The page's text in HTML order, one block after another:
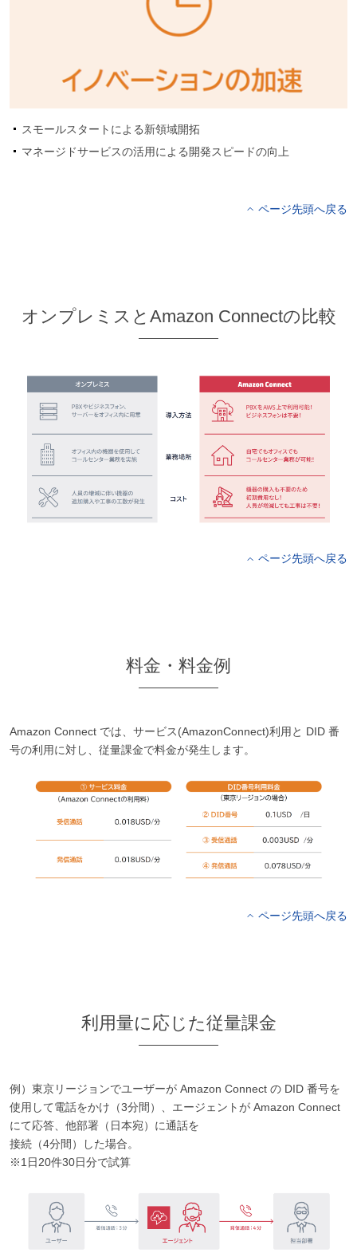
スモールスタートによる新領域開拓
マネージドサービスの活用による開発スピードの向上
ページ先頭へ戻る
オンプレミスとAmazon Connectの比較
ページ先頭へ戻る
料金・料金例
Amazon Connect では、サービス(AmazonConnect)利用と DID 番
号の利用に対し、従量課金で料金が発生します。
ページ先頭へ戻る
利用量に応じた従量課金
例）東京リージョンでユーザーが Amazon Connect の DID 番号を
使用して電話をかけ（3分間）、エージェントが Amazon Connect
にて応答、他部署（日本宛）に通話を
接続（4分間）した場合。
※1日20件30日分で試算